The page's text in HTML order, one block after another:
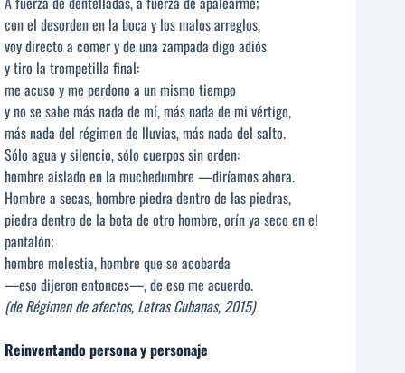
con el desorden en la boca y los malos arreglos,
voy directo a comer y de una zampada digo adiós
y tiro la trompetilla final:
me acuso y me perdono a un mismo tiempo
y no se sabe más nada de mí, más nada de mi vértigo,
más nada del régimen de lluvias, más nada del salto.
Sólo agua y silencio, sólo cuerpos sin orden:
hombre aislado en la muchedumbre —diríamos ahora.
Hombre a secas, hombre piedra dentro de las piedras,
piedra dentro de la bota de otro hombre, orín ya seco en el
pantalón;
hombre molestia, hombre que se acobarda
—eso dijeron entonces—, de eso me acuerdo.
(de Régimen de afectos, Letras Cubanas, 2015)
Reinventando persona y personaje